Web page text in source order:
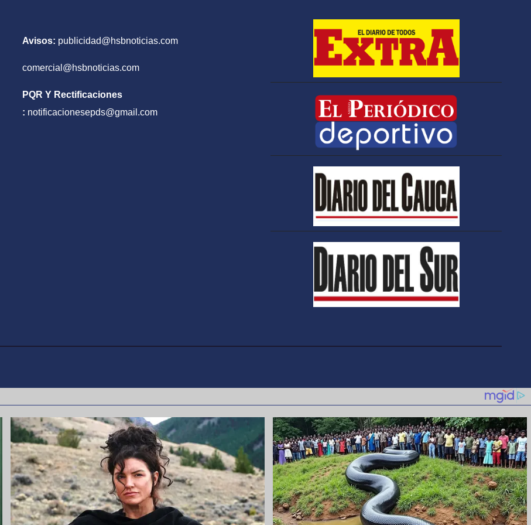
Avisos: publicidad@hsbnoticias.com
comercial@hsbnoticias.com
PQR Y Rectificaciones
: notificacionesepds@gmail.com